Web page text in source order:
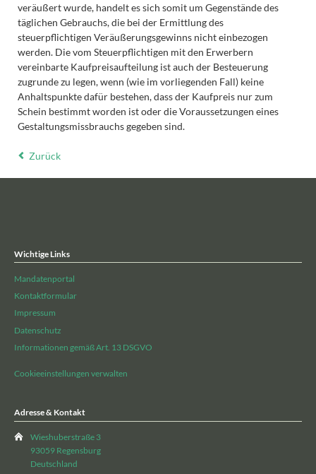
veräußert wurde, handelt es sich somit um Gegenstände des
täglichen Gebrauchs, die bei der Ermittlung des
steuerpflichtigen Veräußerungsgewinns nicht einbezogen
werden. Die vom Steuerpflichtigen mit den Erwerbern
vereinbarte Kaufpreisaufteilung ist auch der Besteuerung
zugrunde zu legen, wenn (wie im vorliegenden Fall) keine
Anhaltspunkte dafür bestehen, dass der Kaufpreis nur zum
Schein bestimmt worden ist oder die Voraussetzungen eines
Gestaltungsmissbrauchs gegeben sind.
Zurück
Wichtige Links
Mandatenportal
Kontaktformular
Impressum
Datenschutz
Informationen gemäß Art. 13 DSGVO
Cookieeinstellungen verwalten
Adresse & Kontakt
Wieshuberstraße 3
93059 Regensburg
Deutschland